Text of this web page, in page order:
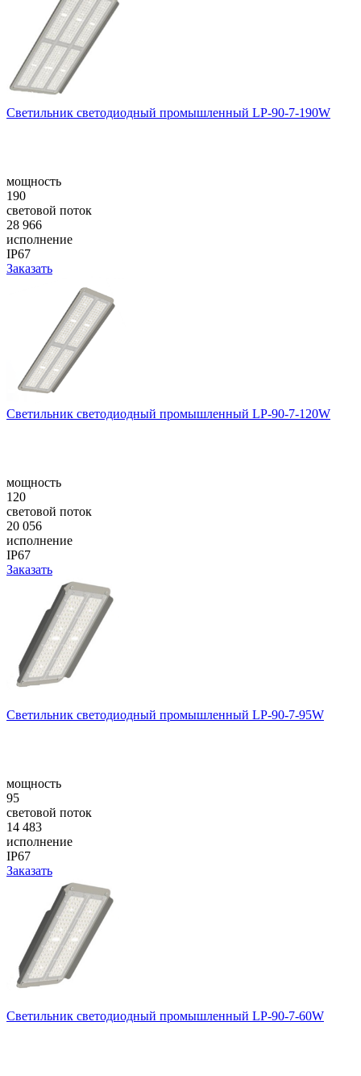
Светильник светодиодный промышленный LP-90-7-190W
мощность
190
световой поток
28 966
исполнение
IP67
Заказать
Светильник светодиодный промышленный LP-90-7-120W
мощность
120
световой поток
20 056
исполнение
IP67
Заказать
Светильник светодиодный промышленный LP-90-7-95W
мощность
95
световой поток
14 483
исполнение
IP67
Заказать
Светильник светодиодный промышленный LP-90-7-60W